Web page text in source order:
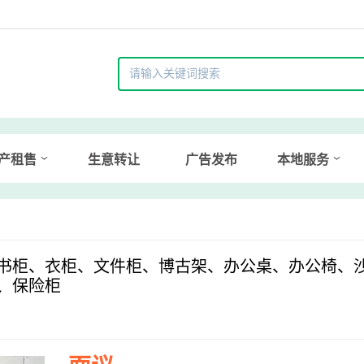
租售 生意转让 广告发布 本地服务
柜、衣柜、文件柜、博古架、办公桌、办公椅、
保险柜